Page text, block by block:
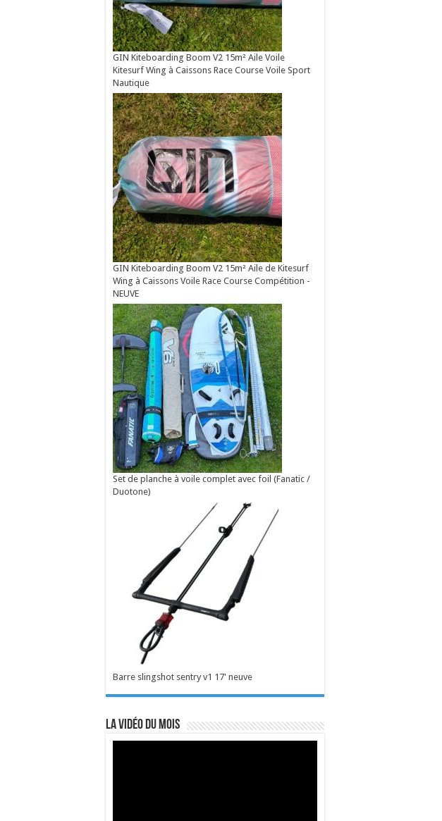
GIN Kiteboarding Boom V2 15m² Aile Voile
Kitesurf Wing à Caissons Race Course Voile Sport
Nautique
GIN Kiteboarding Boom V2 15m² Aile de Kitesurf
Wing à Caissons Voile Race Course Compétition -
NEUVE
Set de planche à voile complet avec foil (Fanatic /
Duotone)
Barre slingshot sentry v1 17' neuve
La vidéo du mois